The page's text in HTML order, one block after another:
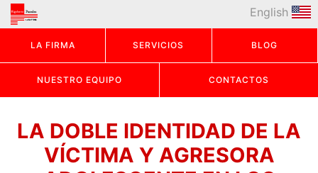
LA FIRMA SERVICIOS BLOG
NUESTRO EQUIPO CONTACTOS
English
LA DOBLE IDENTIDAD DE LA
VÍCTIMA Y AGRESORA